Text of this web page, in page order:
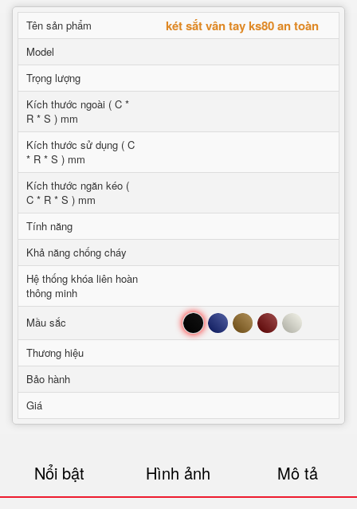
Tên sản phẩm két sắt vân tay ks80 an toàn
Model
Trọng lượng
Kích thước ngoài ( C *
R * S ) mm
Kích thước sử dụng ( C
* R * S ) mm
Kích thước ngăn kéo (
C * R * S ) mm
Tính năng
Khả năng chống cháy
Hệ thống khóa liên hoàn
thông minh
Mầu sắc
Đen Xanh Nâu Đỏ Trắng
Thương hiệu
Bảo hành
Giá
Nổi bật Hình ảnh Mô tả